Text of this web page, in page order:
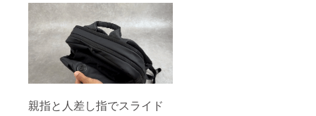
親指と人差し指でスライド